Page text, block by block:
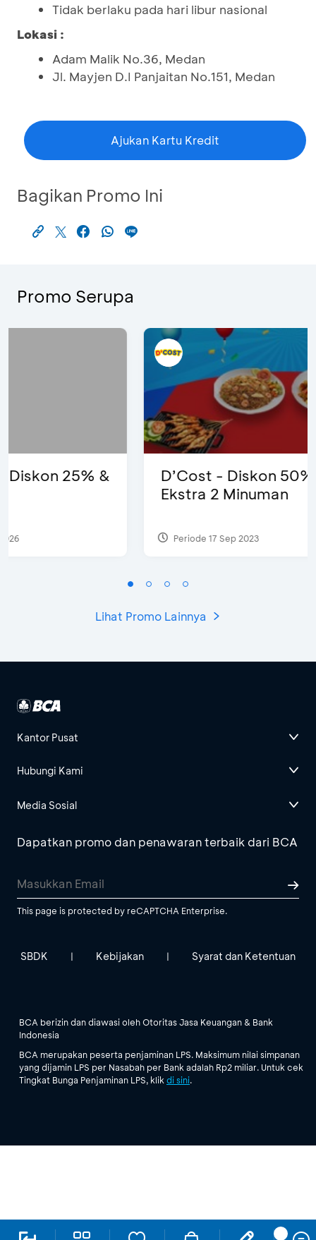
Tidak berlaku pada hari libur nasional
Lokasi :
Adam Malik No.36, Medan
Jl. Mayjen D.I Panjaitan No.151, Medan
Ajukan Kartu Kredit
Bagikan Promo Ini
Promo Serupa
D’Cost - Diskon 50% Makanan &
Lihat Promo Lainnya
Kantor Pusat
Hubungi Kami
Media Sosial
Dapatkan promo dan penawaran terbaik dari BCA
This page is protected by reCAPTCHA Enterprise.
SBDK | Kebijakan | Syarat dan Ketentuan
BCA berizin dan diawasi oleh Otoritas Jasa Keuangan & Bank
Indonesia
BCA merupakan peserta penjaminan LPS. Maksimum nilai simpanan
yang dijamin LPS per Nasabah per Bank adalah Rp2 miliar. Untuk cek
Tingkat Bunga Penjaminan LPS, klik di sini.